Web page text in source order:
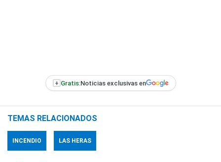
+ Gratis:Noticias exclusivas en
TEMAS RELACIONADOS
INCENDIO LAS HERAS